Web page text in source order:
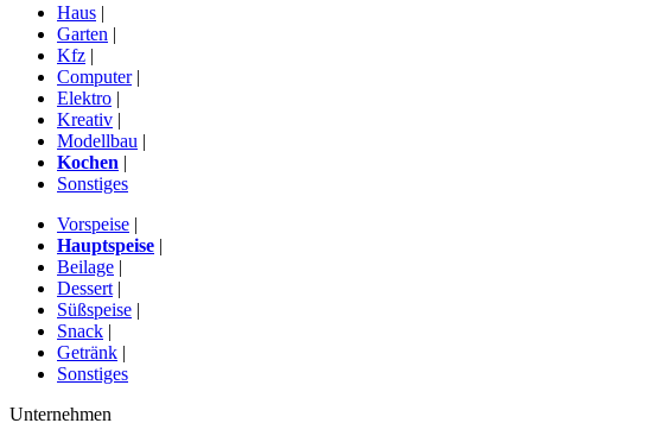
Haus |
Garten |
Kfz |
Computer|
Elektro |
Kreativ |
Modellbau |
Kochen |
Sonstiges
Vorspeise |
Hauptspeise |
Beilage |
Dessert |
Süßspeise |
Snack |
Getränk |
Sonstiges
Unternehmen